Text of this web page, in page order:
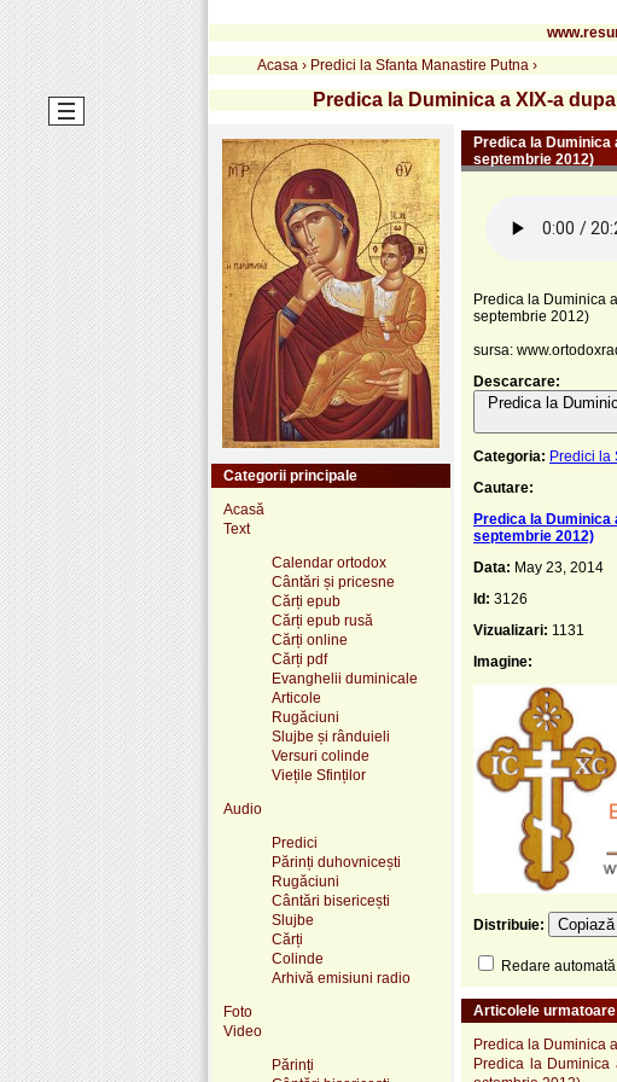
Acasa › Predici la Sfanta Manastire Putna ›
Predica la Duminica a XIX-a
Predica la Duminica
septembrie 2012)
Predica la Duminica
septembrie 2012)
sursa:
Descarcare:
Predica la
Categoria: Predici la
Cautare:
Predica la Duminica
septembrie 2012)
Data: May 23, 2014
Id: 3126
Vizualizari: 1131
Imagine:
Distribuie:
Redare
Articolele urmatoare
Predica la Duminica
Predica la
Categorii principale
Acasă
Text
Calendar ortodox
Cântări și pricesne
Cărți epub
Cărți epub rusă
Cărți online
Cărți pdf
Evanghelii duminicale
Articole
Rugăciuni
Slujbe și rânduieli
Versuri colinde
Viețile Sfinților
Audio
Predici
Părinți duhovnicești
Rugăciuni
Cântări bisericești
Slujbe
Cărți
Colinde
Arhivă emisiuni radio
Foto
Video
Părinți